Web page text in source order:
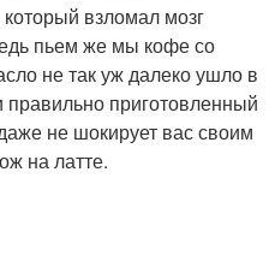
взломал мозг
пьем же мы кофе со
не так уж далеко ушло в
правильно приготовленный
не шокирует вас своим
на латте.